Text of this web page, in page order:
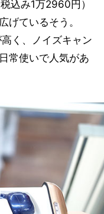
込み1万2960円）
げているそう。
く、ノイズキャン
常使いで人気があ